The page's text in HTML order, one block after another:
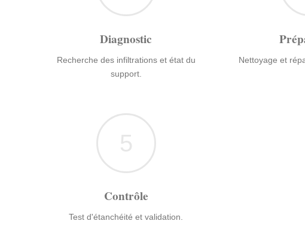
Diagnostic
Recherche des infiltrations et état du
support.
Nettoyage et
5
Contrôle
Test d'étanchéité et validation.